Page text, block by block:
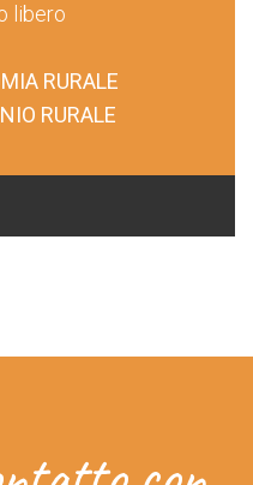
libero
RURALE
RURALE